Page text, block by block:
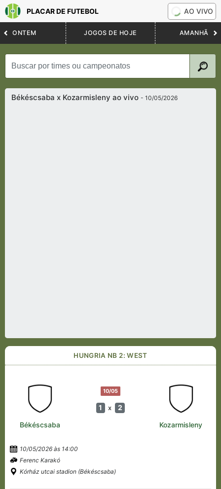
PLACAR DE FUTEBOL AO VIVO
ONTEM JOGOS DE HOJE AMANHÃ
Békéscsaba x Kozarmisleny ao vivo- 10/05/2026
HUNGRIA NB 2: WEST
10/05
1 x 2
Békéscsaba Kozarmisleny
10/05/2026 às 14:00
Ferenc Karakó
Kórház utcai stadion (Békéscsaba)